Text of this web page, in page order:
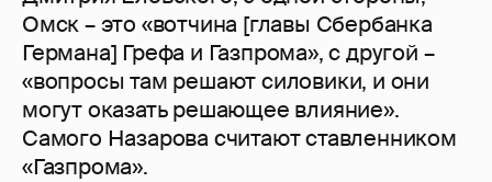
Омск – это «вотчина [главы Сбербанка
Германа] Грефа и Газпрома», с другой –
«вопросы там решают силовики, и они
могут оказать решающее влияние».
Самого Назарова считают ставленником
«Газпрома».